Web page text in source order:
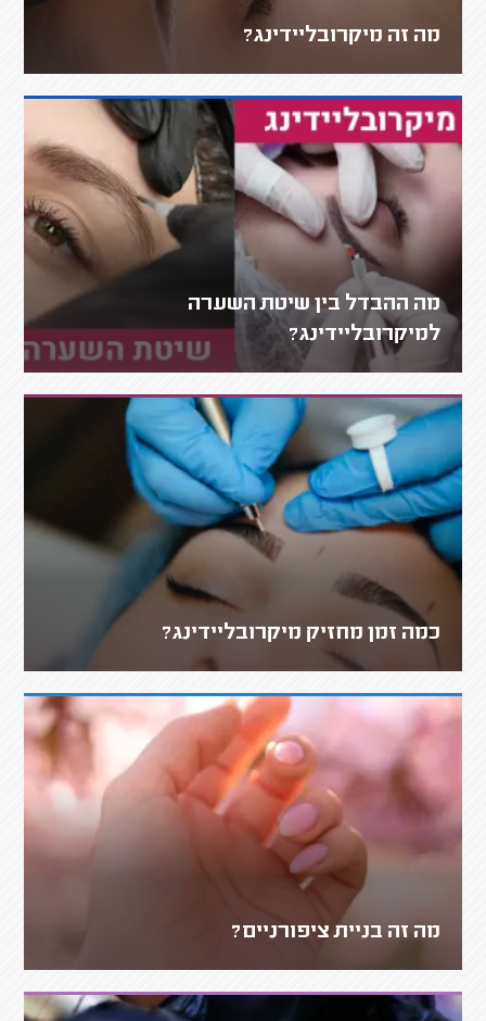
מה זה מיקרובליידינג?
מה ההבדל בין שיטת השערה
למיקרובליידינג?
כמה זמן מחזיק מיקרובליידינג?
מה זה בניית ציפורניים?